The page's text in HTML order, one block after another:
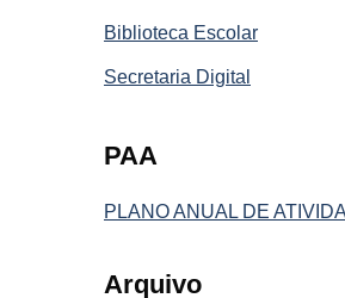
Biblioteca Escolar
Secretaria Digital
PAA
PLANO ANUAL DE
Arquivo